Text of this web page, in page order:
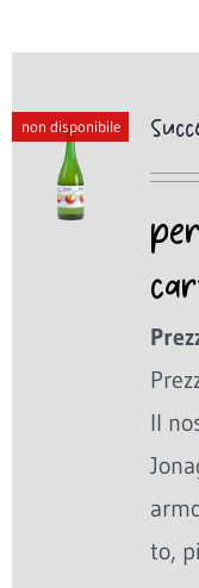
non disponibile
Il
to,